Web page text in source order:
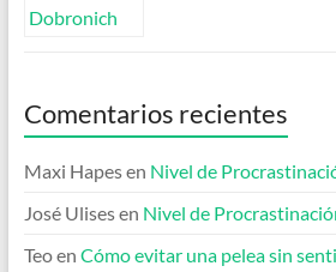
Comentarios recientes
Maxi Hapesen Nivel de
José Ulisesen Nivel de
Teoen Cómo evitar una pelea sin